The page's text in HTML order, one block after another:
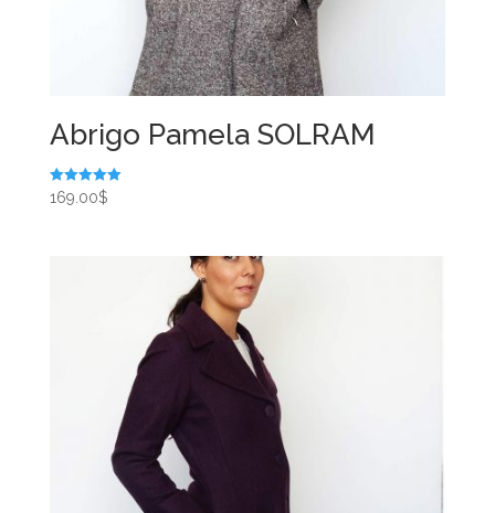
Abrigo Pamela SOLRAM
Valorado en
5.00
169.00$